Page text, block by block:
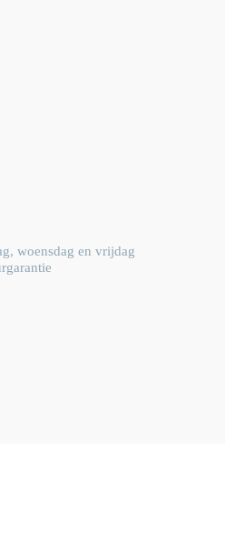
woensdag en vrijdag